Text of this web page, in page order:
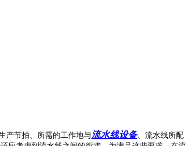
产节拍、所需的工作地与流水线设备、流水线所配